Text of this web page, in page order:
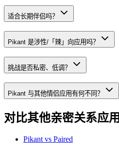
适合长期伴侣吗？
Pikant 是涉性/「辣」向应用吗？
挑战是否私密、低调？
Pikant 与其他情侣应用有何不同？
对比其他亲密关系应用
Pikant vs Paired